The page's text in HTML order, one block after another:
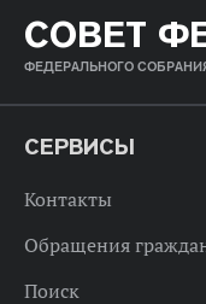
СОВЕТ
ФЕДЕРАЛЬНОГО
СЕРВИСЫ
Контакты
Обращения
Поиск